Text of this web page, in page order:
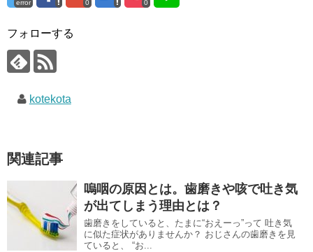
error 0 0
フォローする
kotekota
関連記事
嗚咽の原因とは。歯磨きや咳で吐き気
が出てしまう理由とは？
歯磨きをしていると、たまに“おえーっ”って 吐き気
に似た症状がありませんか？ おじさんの歯磨きを見
ていると、 “お...